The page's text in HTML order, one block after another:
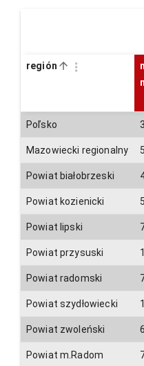
región
Poľsko
Mazowiecki regionalny
Powiat białobrzeski
Powiat kozienicki
Powiat lipski
Powiat przysuski
Powiat radomski
Powiat szydłowiecki
Powiat zwoleński
Powiat m.Radom